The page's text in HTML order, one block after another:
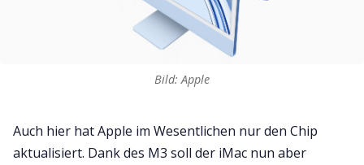
Bild: Apple
Auch hier hat Apple im Wesentlichen nur den Chip
aktualisiert. Dank des M3 soll der iMac nun aber